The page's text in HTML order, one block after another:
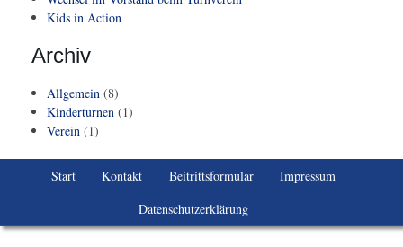
Kids in Action
Archiv
Allgemein(8)
Kinderturnen(1)
Verein(1)
Start Kontakt Beitrittsformular
Impressum
Datenschutzerklärung